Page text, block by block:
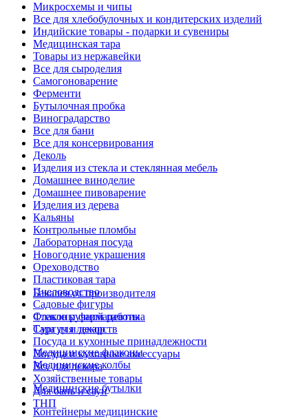
Микросхемы и чипы
Все для хлебобулочных и кондитерских изделий
Индийские товары - подарки и сувениры
Медицинская тара
Товары из нержавейки
Все для сыроделия
Самогоноварение
Ферменти
Бутылочная пробка
Виноградарство
Все для бани
Все для консервирования
Деколь
Изделия из стекла и стеклянная мебель
Домашнее виноделие
Домашнее пивоварение
Изделия из дерева
Кальяны
Контрольные пломбы
Лабораторная посуда
Новогодние украшения
Ореховодство
Пластиковая тара
Пчеловодство
Садовые фигуры
Стекло ручной работы
Сургуч и декор
Посуда и кухонные принадлежности
Посуда и кухонные аксессуары
Все для декора
Хозяйственные товары
Для бань и саун
ТНП
Бакалея от производителя
Флаконы фармацевтика
Тара для лекарств
Медицинские флаконы
Медицинские колбы
Медицинские бутылки
Контейнеры медицинские